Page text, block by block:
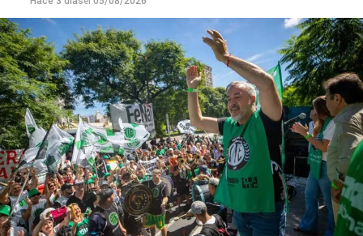
fondos adeudados a las provincias y FGS de la ANSES; y
rechazo a la armonización de las Cajas Previsionales
Provinciales».